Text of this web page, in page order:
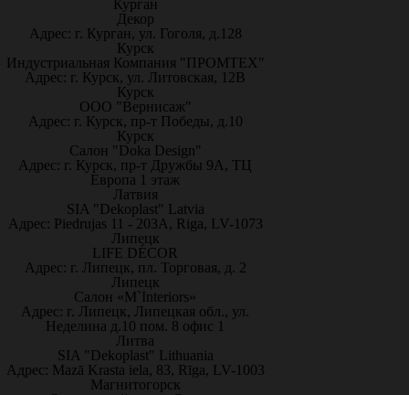
Курган
Декор
Адрес: г. Курган, ул. Гоголя, д.128
Курск
Индустриальная Компания "ПРОМТЕХ"
Адрес: г. Курск, ул. Литовская, 12В
Курск
ООО "Вернисаж"
Адрес: г. Курск, пр-т Победы, д.10
Курск
Салон "Doka Design"
Адрес: г. Курск, пр-т Дружбы 9А, ТЦ
Европа 1 этаж
Латвия
SIA "Dekoplast" Latvia
Адрес: Piedrujas 11 - 203A, Riga, LV-1073
Липецк
LIFE DÉCOR
Адрес: г. Липецк, пл. Торговая, д. 2
Липецк
Салон «M`Interiors»
Адрес: г. Липецк, Липецкая обл., ул.
Неделина д.10 пом. 8 офис 1
Литва
SIA "Dekoplast" Lithuania
Адрес: Mazā Krasta iela, 83, Rīga, LV-1003
Магнитогорск